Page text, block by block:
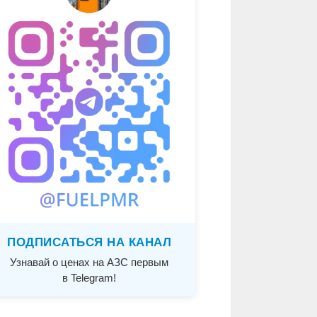
ПОДПИСАТЬСЯ НА КАНАЛ
Узнавай о ценах на АЗС первым
в Telegram!